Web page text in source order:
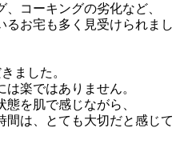
コーキングの劣化など、
るお宅も多く見受けられまし
ました。
楽ではありません。
を肌で感じながら、
間は、とても大切だと感じて